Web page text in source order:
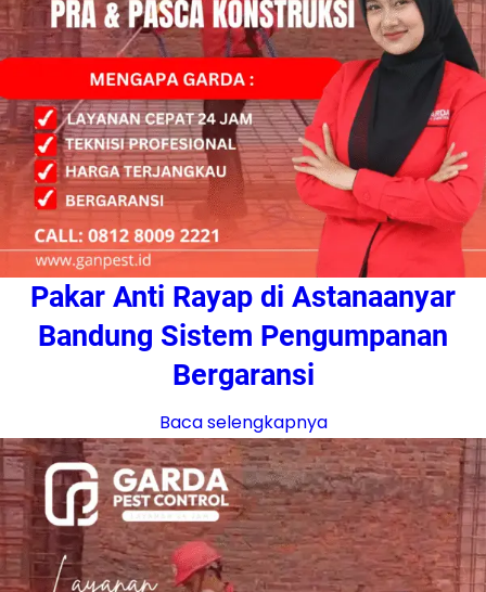
Pakar Anti Rayap di Astanaanyar
Bandung Sistem Pengumpanan
Bergaransi
Baca selengkapnya